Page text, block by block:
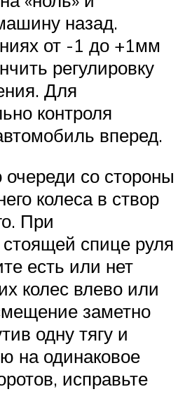
назад.
от -1 до +1мм
регулировку
Для
контроля
вперед.
со стороны
колеса в створ
При
стоящей спице руля
есть или нет
колес влево или
заметно
одну тягу и
на одинаковое
исправьте